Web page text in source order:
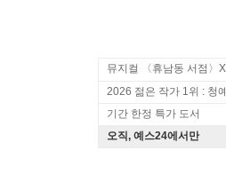
2026 젊은 작가 1위 : 청예
기간 한정 특가 도서
오직, 예스24에서만